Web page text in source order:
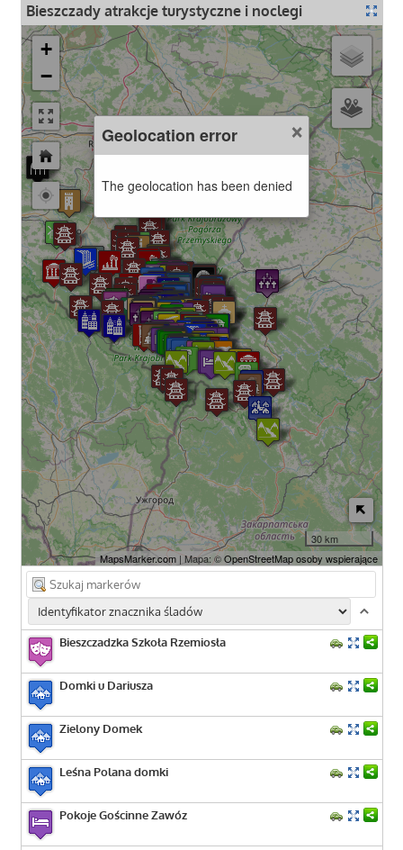
Bieszczady atrakcje turystyczne i noclegi
+
−
30 km
MapsMarker.com| Mapa: ©OpenStreetMap osoby wspierające
×
Geolocation error
The geolocation has been denied
Bieszczadzka Szkoła Rzemiosła
Domki u Dariusza
Zielony Domek
Leśna Polana domki
Pokoje Gościnne Zawóz